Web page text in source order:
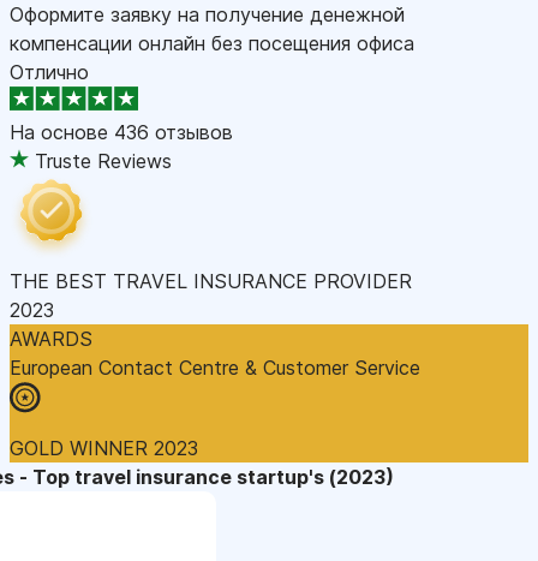
Оформите заявку на получение денежной
компенсации онлайн без посещения офиса
Отлично
На основе 436 отзывов
Truste Reviews
THE BEST TRAVEL INSURANCE PROVIDER
2023
AWARDS
European Contact Centre & Customer Service
GOLD WINNER 2023
- Top travel insurance startup's (2023)